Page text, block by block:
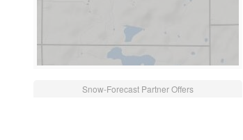
Snow-Forecast Partner Offers